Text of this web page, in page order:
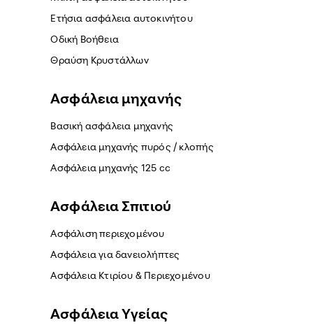
Ετήσια ασφάλεια αυτοκινήτου
Οδική Βοήθεια
Θραύση Κρυστάλλων
Ασφάλεια μηχανής
Βασική ασφάλεια μηχανής
Ασφάλεια μηχανής πυρός / κλοπής
Ασφάλεια μηχανής 125 cc
Ασφάλεια Σπιτιού
Ασφάλιση περιεχομένου
Ασφάλεια για δανειολήπτες
Ασφάλεια Κτιρίου & Περιεχομένου
Ασφάλεια Yγείας